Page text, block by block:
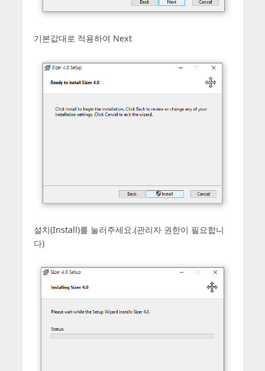
기본값대로 적용하여 Next
설치(Install)를 눌러주세요.(관리자 권한이 필요합니
다)